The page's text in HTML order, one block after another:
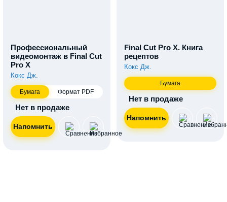
Профессиональный
видеомонтаж в Final Cut
Pro X
Кокс Дж.
Бумага Формат PDF
Нет в продаже
Final Cut Pro X. Книга
рецептов
Кокс Дж.
Бумага
Нет в продаже